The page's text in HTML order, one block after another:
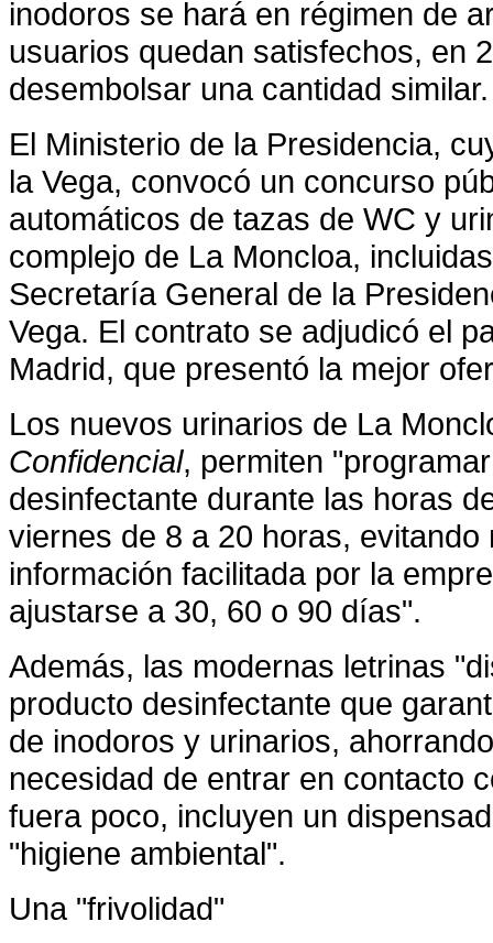
inodoros se hará en régimen de
usuarios quedan satisfechos, en
desembolsar una cantidad similar.
El Ministerio de la Presidencia,
la Vega, convocó un concurso
automáticos de tazas de WC y
complejo de La Moncloa,
Secretaría General de la
Vega. El contrato se adjudicó el
Madrid, que presentó la mejor
Los nuevos urinarios de La
Confidencial, permiten
desinfectante durante las horas
viernes de 8 a20 horas, evitando
información facilitada por la
ajustarse a 30, 60 o 90 días".
Además, las modernas letrinas
producto desinfectante que
de inodoros y urinarios,
necesidad de entrar en contacto
fuera poco, incluyen un
"higiene ambiental".
Una "frivolidad"